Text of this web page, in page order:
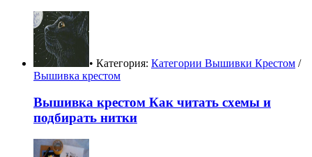
• Категория: Категории Вышивки Крестом /
Вышивка крестом
Вышивка крестом Как читать схемы и
подбирать нитки